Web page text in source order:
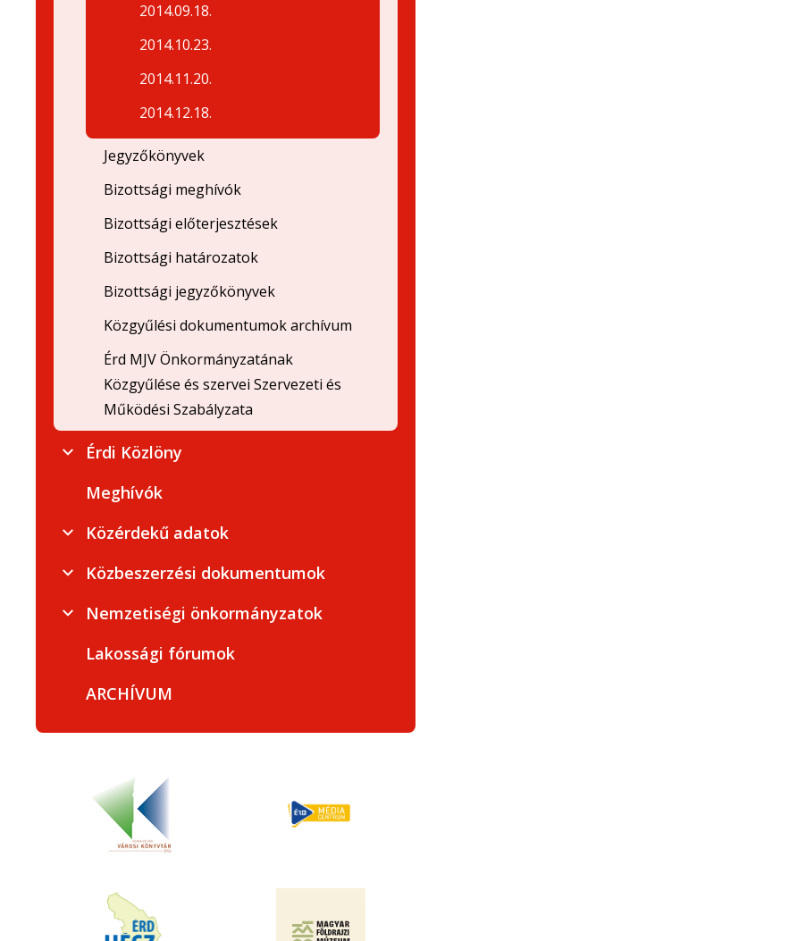
2014.09.18.
2014.10.23.
2014.11.20.
2014.12.18.
Jegyzőkönyvek
Bizottsági meghívók
Bizottsági előterjesztések
Bizottsági határozatok
Bizottsági jegyzőkönyvek
Közgyűlési dokumentumok archívum
Érd MJV Önkormányzatának
Közgyűlése és szervei Szervezeti és
Működési Szabályzata
Érdi Közlöny
Meghívók
Közérdekű adatok
Közbeszerzési dokumentumok
Nemzetiségi önkormányzatok
Lakossági fórumok
ARCHÍVUM